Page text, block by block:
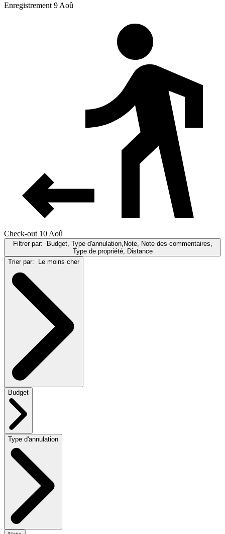
Enregistrement 9 Aoû
Check-out 10 Aoû
Filtrer par: Budget, Type d'annulation,Note, Note des commentaires,
Type de propriété, Distance
Trier par: Le moins cher
Budget
Type d'annulation